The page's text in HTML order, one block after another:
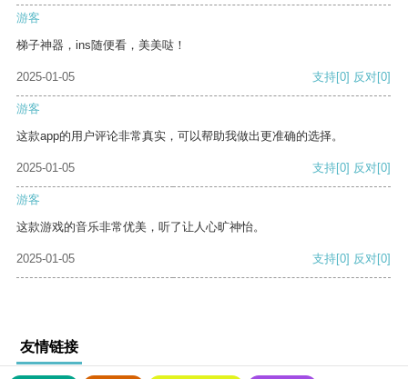
游客
梯子神器，ins随便看，美美哒！
2025-01-05 支持[0] 反对[0]
游客
这款app的用户评论非常真实，可以帮助我做出更准确的选择。
2025-01-05 支持[0] 反对[0]
游客
这款游戏的音乐非常优美，听了让人心旷神怡。
2025-01-05 支持[0] 反对[0]
友情链接